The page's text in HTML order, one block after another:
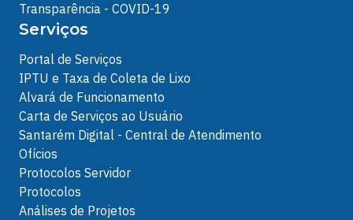
Transparência - COVID-19
Serviços
Portal de Serviços
IPTU e Taxa de Coleta de Lixo
Alvará de Funcionamento
Carta de Serviços ao Usuário
Santarém Digital - Central de Atendimento
Ofícios
Protocolos Servidor
Protocolos
Análises de Projetos